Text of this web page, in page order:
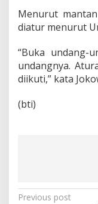
i
K
a
J
o
Menurut
diatur menurut
“Buka undang-
undangnya.
diikuti,” kata
(bti)
Previous post